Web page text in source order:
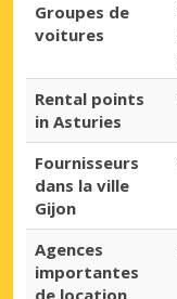
Groupes de
voitures
Rental points
in Asturies
Fournisseurs
dans la ville
Gijon
Agences
importantes